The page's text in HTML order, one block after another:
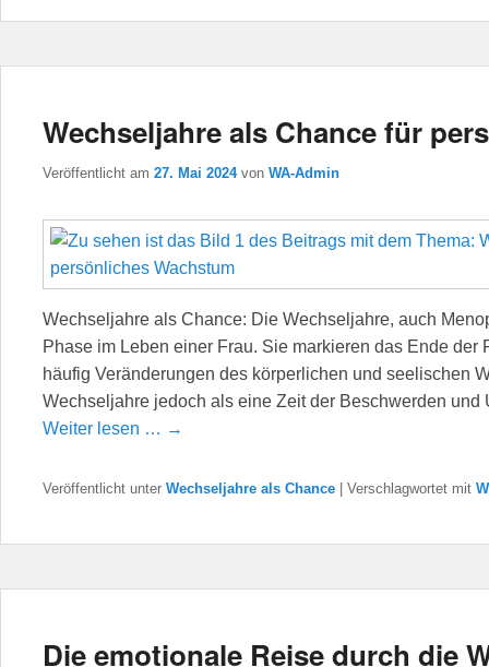
Wechseljahre als Chance für
Veröffentlicht am 27. Mai 2024 von WA-Admin
Wechseljahre als Chance: Die Wechseljahre, auch
Phase im Leben einer Frau. Sie markieren das Ende
häufig Veränderungen des körperlichen und seelischen
Wechseljahre jedoch als eine Zeit der Beschwerden und
Weiter lesen … →
Veröffentlicht unter Wechseljahre als Chance Verschlagwortet mit
Die emotionale Reise durch die